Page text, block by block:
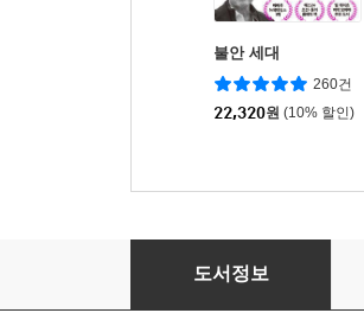
불안 세대
260건
22,320원 (10% 할인)
나사는 어떻게 일하는가
도서정보